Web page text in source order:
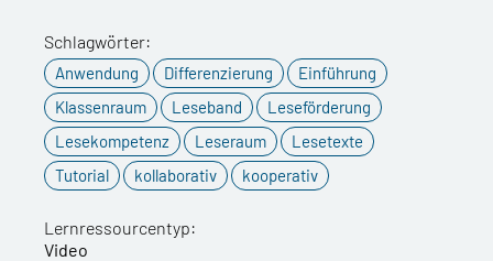
Schlagwörter:
Anwendung Differenzierung
Einführung
Klassenraum
Leseband
Leseförderung
Lesekompetenz
Leseraum
Lesetexte
Tutorial
kollaborativ kooperativ
Lernressourcentyp:
Video